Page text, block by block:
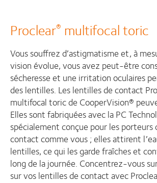
Proclear® multifocal toric
Vous souffrez d’astigmatisme et, à
vision évolue, vous avez peut-être
sécheresse et une irritation oculaires
des lentilles. Les lentilles de contact
multifocal toric de CooperVision®
Elles sont fabriquées avec la PC
spécialement conçue pour les porteurs
contact comme vous ; elles attirent
lentilles, ce qui les garde fraîches et
long de la journée. Concentrez-vous
sur vos lentilles de contact avec